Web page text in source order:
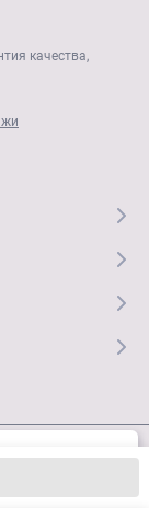
качества,